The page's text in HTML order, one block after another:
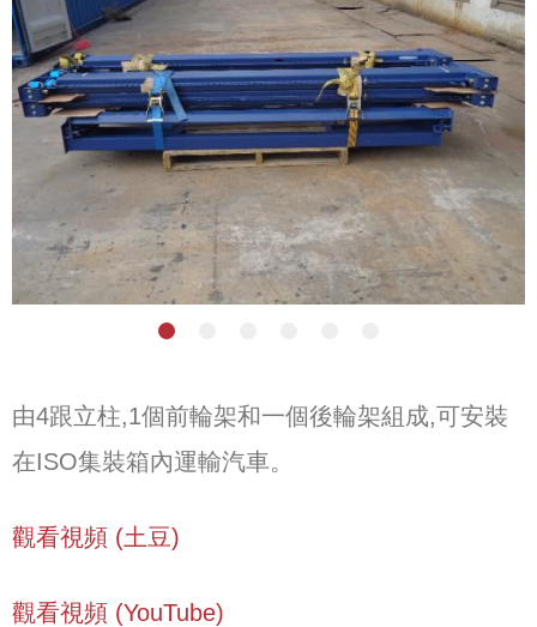
由4跟立柱,1個前輪架和一個後輪架組成,可安裝
在ISO集裝箱內運輸汽車。
觀看視頻 (土豆)
觀看視頻 (YouTube)